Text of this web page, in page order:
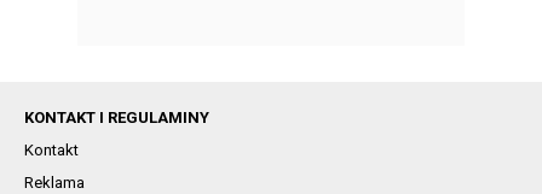
KONTAKT I REGULAMINY
Kontakt
Reklama